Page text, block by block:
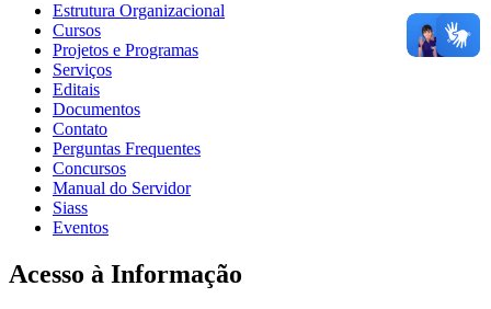
Estrutura Organizacional
Cursos
Projetos e Programas
Serviços
Editais
Documentos
Contato
Perguntas Frequentes
Concursos
Manual do Servidor
Siass
Eventos
Acesso à Informação